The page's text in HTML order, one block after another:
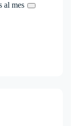
al mes